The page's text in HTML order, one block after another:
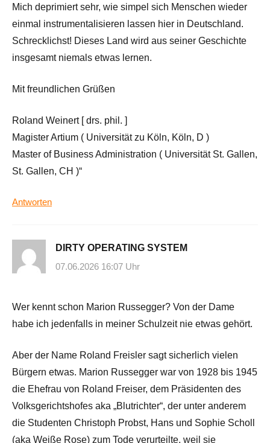
Mich deprimiert sehr, wie simpel sich Menschen wieder
einmal instrumentalisieren lassen hier in Deutschland.
Schrecklichst! Dieses Land wird aus seiner Geschichte
insgesamt niemals etwas lernen.
Mit freundlichen Grüßen
Roland Weinert [ drs. phil. ]
Magister Artium ( Universität zu Köln, Köln, D )
Master of Business Administration ( Universität St. Gallen,
St. Gallen, CH )“
Antworten
DIRTY OPERATING SYSTEM
07.06.2026 16:07 Uhr
Wer kennt schon Marion Russegger? Von der Dame
habe ich jedenfalls in meiner Schulzeit nie etwas gehört.
Aber der Name Roland Freisler sagt sicherlich vielen
Bürgern etwas. Marion Russegger war von 1928 bis 1945
die Ehefrau von Roland Freiser, dem Präsidenten des
Volksgerichtshofes aka „Blutrichter“, der unter anderem
die Studenten Christoph Probst, Hans und Sophie Scholl
(aka Weiße Rose) zum Tode verurteilte, weil sie